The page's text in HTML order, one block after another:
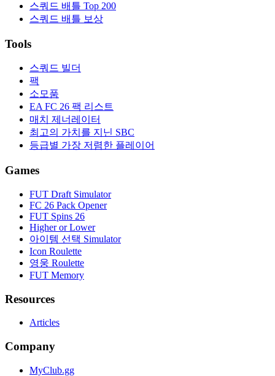
스쿼드 배틀 Top 200
스쿼드 배틀 보상
Tools
스쿼드 빌더
팩
소모품
EA FC 26 팩 리스트
매치 제너레이터
최고의 가치를 지닌 SBC
등급별 가장 저렴한 플레이어
Games
FUT Draft Simulator
FC 26 Pack Opener
FUT Spins 26
Higher or Lower
아이템 선택 Simulator
Icon Roulette
영웅 Roulette
FUT Memory
Resources
Articles
Company
MyClub.gg